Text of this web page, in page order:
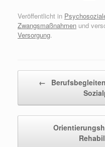
Veröffentlicht in
Zwangsmaßnahmen und
Versorgung.
←